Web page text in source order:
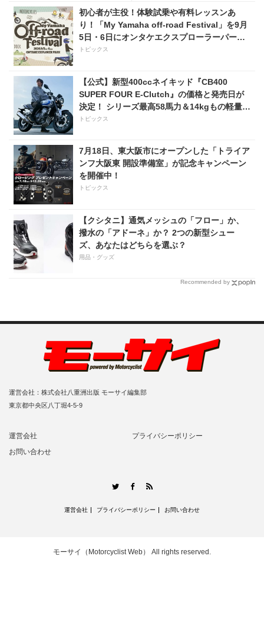
円！
初心者が主役！体験試乗や有料レッスンあ
り！「My Yamaha off-road Festival」を9月
5日・6日にオンタケエクスプローラーパーク
で実施！
トピックス
【公式】新型400ccネイキッド『CB400
SUPER FOUR E-Clutch』の価格と発売日が
決定！ シリーズ最高58馬力＆14kgもの軽量
化!? 完全に「旧CB400SF」を超えた!?
トピックス
7月18日、東大阪市にオープンした「トライア
ンフ大阪東 開設準備室」が記念キャンペーン
を開催中！
トピックス
【クシタニ】通気メッシュの「フロー」か、
撥水の「アドーネ」か？ 2つの新型シュー
ズ、あなたはどちらを選ぶ？
用品・グッズ
Recommended by
運営会社：株式会社八重洲出版 モーサイ編集部
東京都中央区八丁堀4-5-9
運営会社
プライバシーポリシー
お問い合わせ
TwitterFacebook
運営会社 プライバシーポリシー お問い合わせ
モーサイ（Motorcyclist Web） All rights reserved.